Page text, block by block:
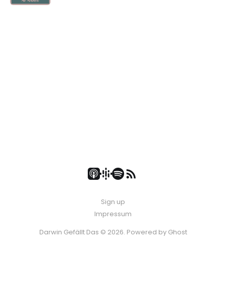
Sign up
Impressum
Darwin Gefällt Das © 2026. Powered by Ghost